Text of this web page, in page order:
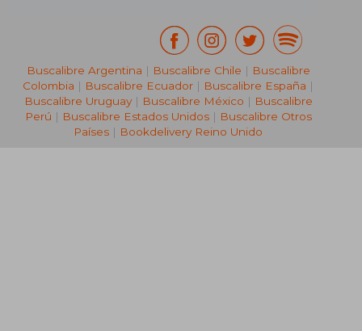
Buscalibre Argentina | Buscalibre Chile | Buscalibre
Colombia | Buscalibre Ecuador | Buscalibre España |
Buscalibre Uruguay| Buscalibre México | Buscalibre
Perú | Buscalibre Estados Unidos| Buscalibre Otros
Países | Bookdelivery Reino Unido